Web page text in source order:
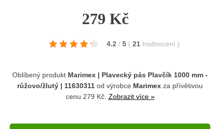
279 Kč
4.2 / 5 ( 21 hodnocení )
Oblíbený produkt Marimex | Plavecký pás Plavčík 1000 mm -
růžovo/žlutý | 11630311 od výrobce Marimex za přívětivou
cenu 279 Kč. Zobrazit více »